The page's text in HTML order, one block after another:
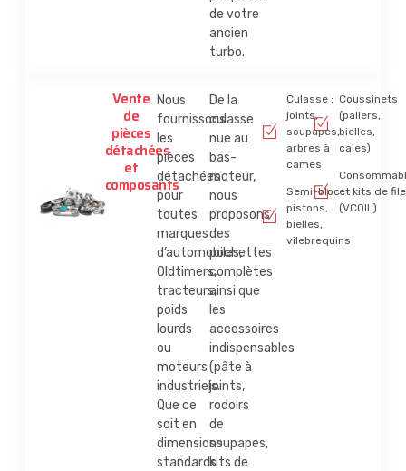
de votre
ancien
turbo.
Vente
de
pièces
détachées
et
composants
Nous
fournissons
les
pièces
détachées
pour
toutes
marques
d’automobiles,
Oldtimers,
tracteurs,
poids
lourds
ou
moteurs
industriels.
Que ce
soit en
dimensions
standards
De la
culasse
nue au
bas-
moteur,
nous
proposons
des
pochettes
complètes
ainsi que
les
accessoires
indispensables
(pâte à
joints,
rodoirs
de
soupapes,
kits de
Culasse :
joints,
soupapes,
arbres à
cames
Semi-bloc :
pistons,
bielles,
vilebrequins
Coussinets
(paliers,
bielles,
cales)
et kits de
(VCOIL)